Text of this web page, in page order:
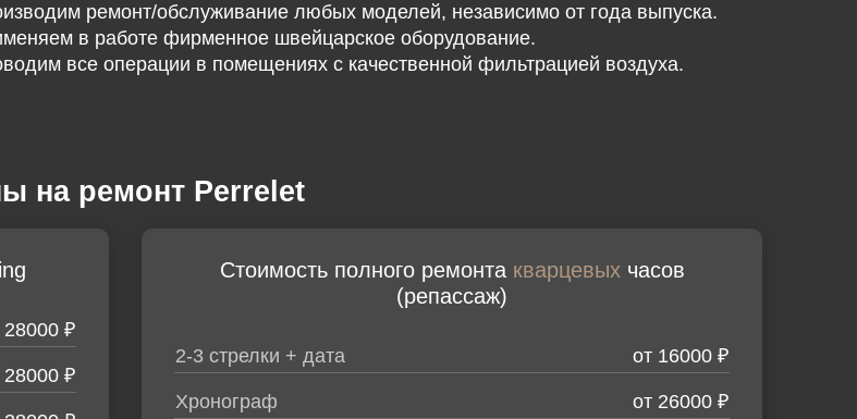
ремонт/обслуживание любых моделей, независимо от года выпуска.
в работе фирменное швейцарское оборудование.
все операции в помещениях с качественной фильтрацией воздуха.
на ремонт Perrelet
28000 ₽
28000 ₽
Cтоимость полного ремонта кварцевыхчасов
(репассаж)
2-3 стрелки + дата от 16000 ₽
Хронограф от 26000 ₽